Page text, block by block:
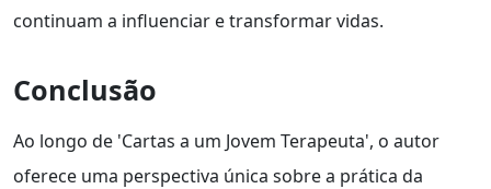
continuam a influenciar e transformar vidas.
Conclusão
Ao longo de 'Cartas a um Jovem Terapeuta', o autor
oferece uma perspectiva única sobre a prática da